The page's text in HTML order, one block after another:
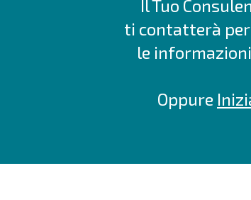
Il Tuo
ti contatterà
le
Oppure